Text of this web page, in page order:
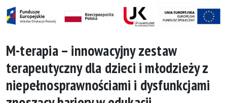
M-terapia – innowacyjny zestaw
terapeutyczny dla dzieci i młodzieży z
niepełnosprawnościami i dysfunkcjami